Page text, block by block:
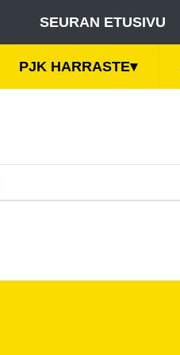
SEURAN ETUSIVU
PJK HARRASTE▾